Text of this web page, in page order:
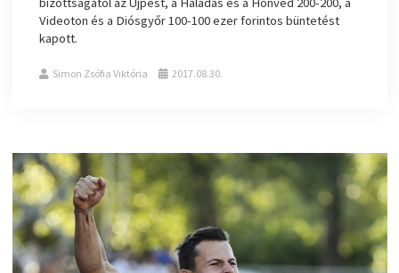
Videoton és a Diósgyőr 100-100 ezer forintos büntetést
kapott.
Simon Zsófia Viktória 2017.08.30.